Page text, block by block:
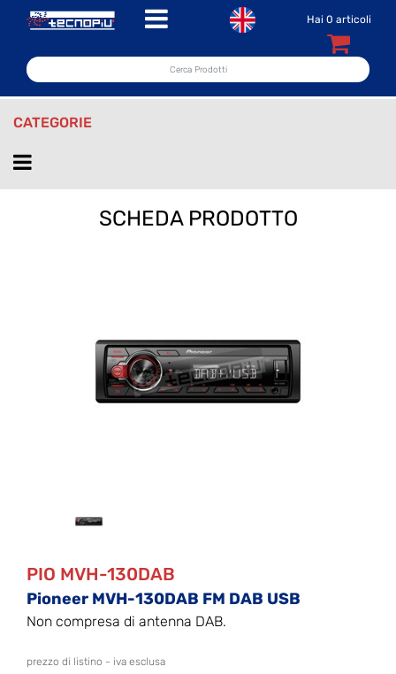
Open menu Hai 0 articoli
CATEGORIE
Open menu
SCHEDA PRODOTTO
PIO MVH-130DAB
Pioneer MVH-130DAB FM DAB USB
Non compresa di antenna DAB.
prezzo di listino - iva esclusa